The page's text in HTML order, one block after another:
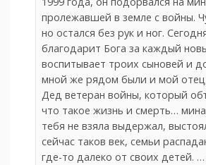
пролежавшей в земле с войны.
но остался без рук и ног.
благодарит Бога за каждый
воспитывает троих сыновей и
мной же рядом были и мой
Дед ветеран войны, который
что такое жизнь и смерть…
тебя не взяла выдержал,
сейчас таков век, семьи
где-то далеко от своих детей.